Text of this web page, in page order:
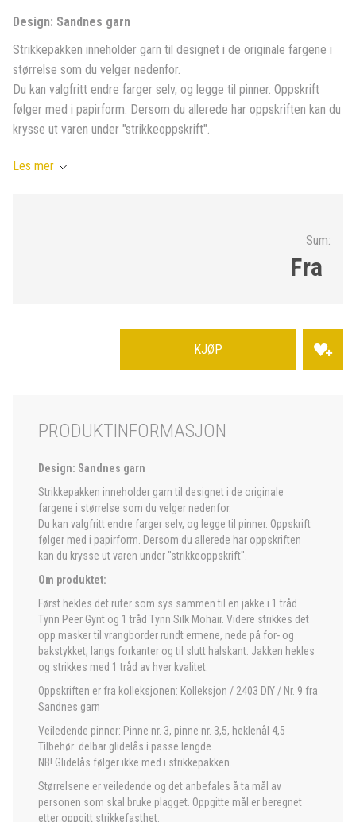
Design: Sandnes garn
Strikkepakken inneholder garn til designet i de originale fargene i
størrelse som du velger nedenfor.
Du kan valgfritt endre farger selv, og legge til pinner. Oppskrift
følger med i papirform. Dersom du allerede har oppskriften kan du
krysse ut varen under "strikkeoppskrift".
Les mer
Sum:
Fra
KJØP
PRODUKTINFORMASJON
Design: Sandnes garn
Strikkepakken inneholder garn til designet i de originale
fargene i størrelse som du velger nedenfor.
Du kan valgfritt endre farger selv, og legge til pinner. Oppskrift
følger med i papirform. Dersom du allerede har oppskriften
kan du krysse ut varen under "strikkeoppskrift".
Om produktet:
Først hekles det ruter som sys sammen til en jakke i 1 tråd
Tynn Peer Gynt og 1 tråd Tynn Silk Mohair. Videre strikkes det
opp masker til vrangborder rundt ermene, nede på for- og
bakstykket, langs forkanter og til slutt halskant. Jakken hekles
og strikkes med 1 tråd av hver kvalitet.
Oppskriften er fra kolleksjonen: Kolleksjon / 2403 DIY / Nr. 9 fra
Sandnes garn
Veiledende pinner: Pinne nr. 3, pinne nr. 3,5, heklenål 4,5
Tilbehør: delbar glidelås i passe lengde.
NB! Glidelås følger ikke med i strikkepakken.
Størrelsene er veiledende og det anbefales å ta mål av
personen som skal bruke plagget. Oppgitte mål er beregnet
etter oppgitt strikkefasthet.